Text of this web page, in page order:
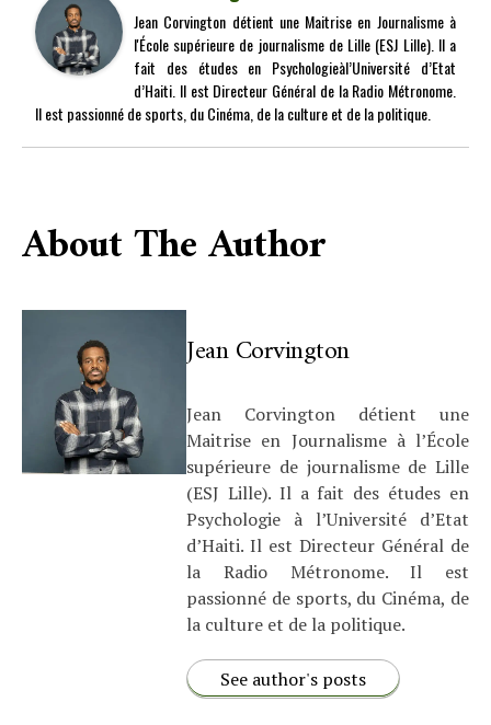
Jean Corvington détient une Maitrise en Journalisme à
l'École supérieure de journalisme de Lille (ESJ Lille). Il a
fait des études en Psychologieàl’Université d’Etat
d’Haiti. Il est Directeur Général de la Radio Métronome.
Il est passionné de sports, du Cinéma, de la culture et de la politique.
About The Author
Jean Corvington
Jean Corvington détient une
Maitrise en Journalisme à l’École
supérieure de journalisme de Lille
(ESJ Lille). Il a fait des études en
Psychologie à l’Université d’Etat
d’Haiti. Il est Directeur Général de
la Radio Métronome. Il est
passionné de sports, du Cinéma, de
la culture et de la politique.
See author's posts